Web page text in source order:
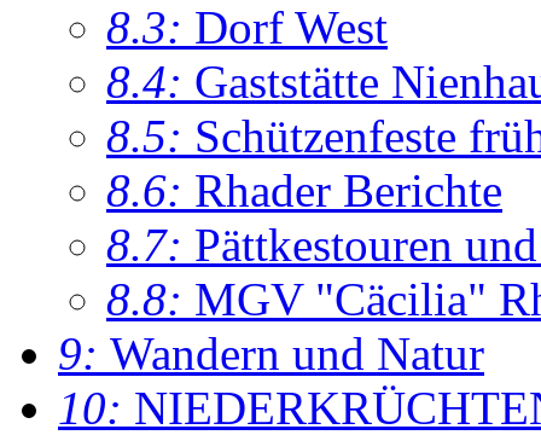
8.3: Dorf West
8.4: Gaststätte
8.5: Schützenfeste
8.6: Rhader Berichte
8.7: Pättkestouren
8.8: MGV "Cäcilia"
9: Wandern und Natur
10: